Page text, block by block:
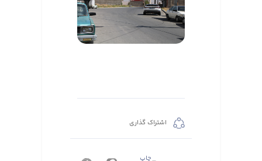
اشتراک گذاری
چاپ